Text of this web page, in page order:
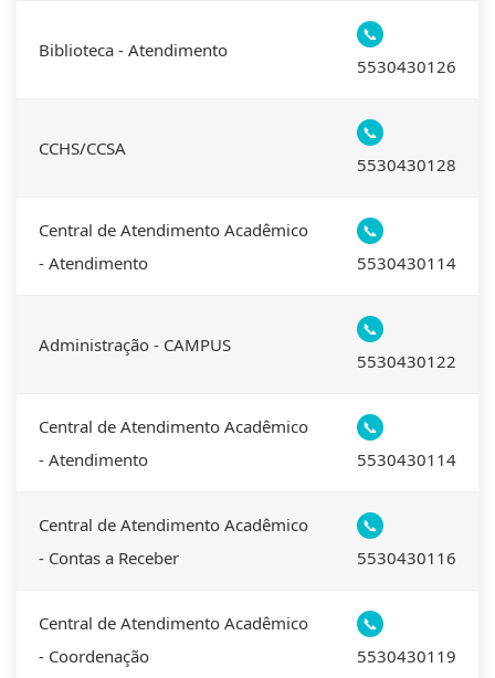
Biblioteca - Atendimento
📞
5530430126
CCHS/CCSA
📞
5530430128
Central de Atendimento Acadêmico
- Atendimento
📞
5530430114
Administração - CAMPUS
📞
5530430122
Central de Atendimento Acadêmico
- Atendimento
📞
5530430114
Central de Atendimento Acadêmico
- Contas a Receber
📞
5530430116
Central de Atendimento Acadêmico
- Coordenação
📞
5530430119